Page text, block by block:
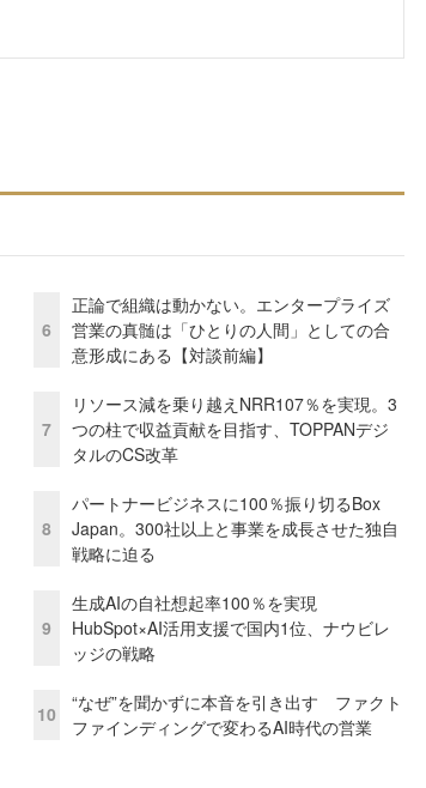
6
正論で組織は動かない。エンタープライズ
営業の真髄は「ひとりの人間」としての合
意形成にある【対談前編】
7
リソース減を乗り越えNRR107％を実現。3
つの柱で収益貢献を目指す、TOPPANデジ
タルのCS改革
8
パートナービジネスに100％振り切るBox
Japan。300社以上と事業を成長させた独自
戦略に迫る
9
生成AIの自社想起率100％を実現
HubSpot×AI活用支援で国内1位、ナウビレ
ッジの戦略
10
“なぜ”を聞かずに本音を引き出す ファクト
ファインディングで変わるAI時代の営業